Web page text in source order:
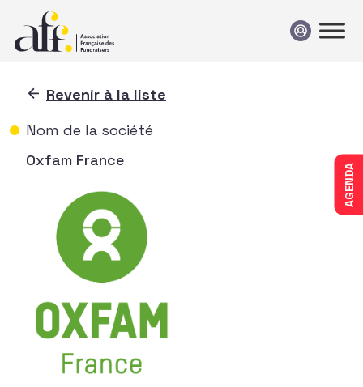
AGENDA
Revenir à la liste
Nom de la société
Oxfam France